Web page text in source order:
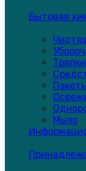
Бытовая
Мыло